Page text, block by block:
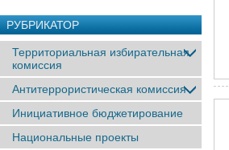
РУБРИКАТОР
Территориальная избирательная
комиссия
Антитеррористическая комиссия
Инициативное бюджетирование
Национальные проекты